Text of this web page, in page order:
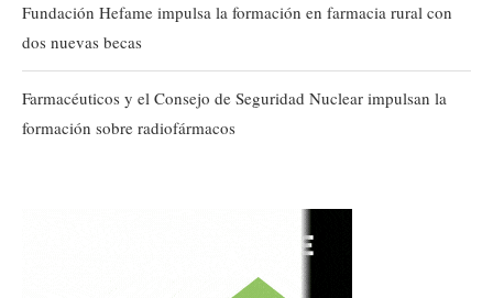
Fundación Hefame impulsa la formación en farmacia rural con
dos nuevas becas
Farmacéuticos y el Consejo de Seguridad Nuclear impulsan la
formación sobre radiofármacos